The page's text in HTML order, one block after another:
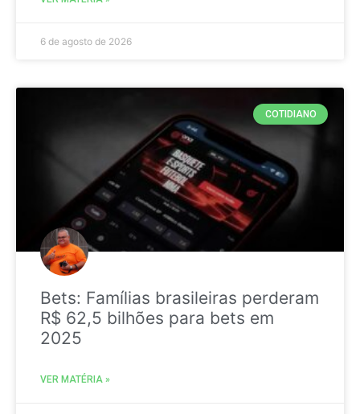
6 de agosto de 2026
COTIDIANO
Bets: Famílias brasileiras perderam
R$ 62,5 bilhões para bets em
2025
VER MATÉRIA »